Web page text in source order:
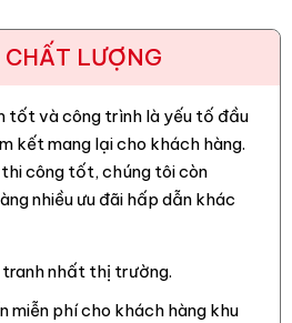
hiện đại, phù hợp với nhiều
có khả năng chống chịu thời tiết,
động môi trường.
chống rêu mốc, đảm bảo độ
KVN và keo vữa, giúp tiết kiệm
LƯỢNG
tốt và công trình là yếu tố đầu
kết mang lại cho khách hàng.
công tốt, chúng tôi còn
nhiều ưu đãi hấp dẫn khác
nhất thị trường.
miễn phí cho khách hàng khu